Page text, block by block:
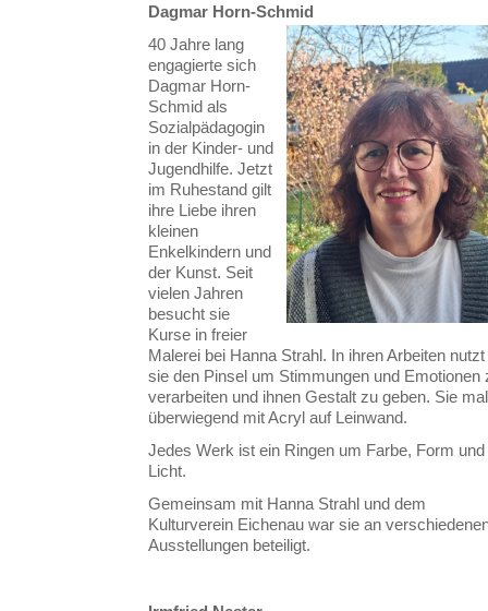
Dagmar Horn-Schmid
40 Jahre lang
engagierte sich
Dagmar Horn-
Schmid als
Sozialpädagogin
in der Kinder- und
Jugendhilfe. Jetzt
im Ruhestand gilt
ihre Liebe ihren
kleinen
Enkelkindern und
der Kunst. Seit
vielen Jahren
besucht sie
Kurse in freier
Malerei bei Hanna Strahl. In ihren Arbeiten nutzt
sie den Pinsel um Stimmungen und Emotionen
verarbeiten und ihnen Gestalt zu geben. Sie
überwiegend mit Acryl auf Leinwand.
Jedes Werk ist ein Ringen um Farbe, Form und
Licht.
Gemeinsam mit Hanna Strahl und dem
Kulturverein Eichenau war sie an
Ausstellungen beteiligt.